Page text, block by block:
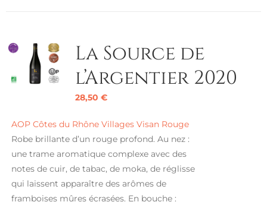
La Source de
l’Argentier 2020
28,50 €
AOP Côtes du Rhône Villages Visan Rouge
Robe brillante d’un rouge profond. Au nez :
une trame aromatique complexe avec des
notes de cuir, de tabac, de moka, de réglisse
qui laissent apparaître des arômes de
framboises mûres écrasées. En bouche :